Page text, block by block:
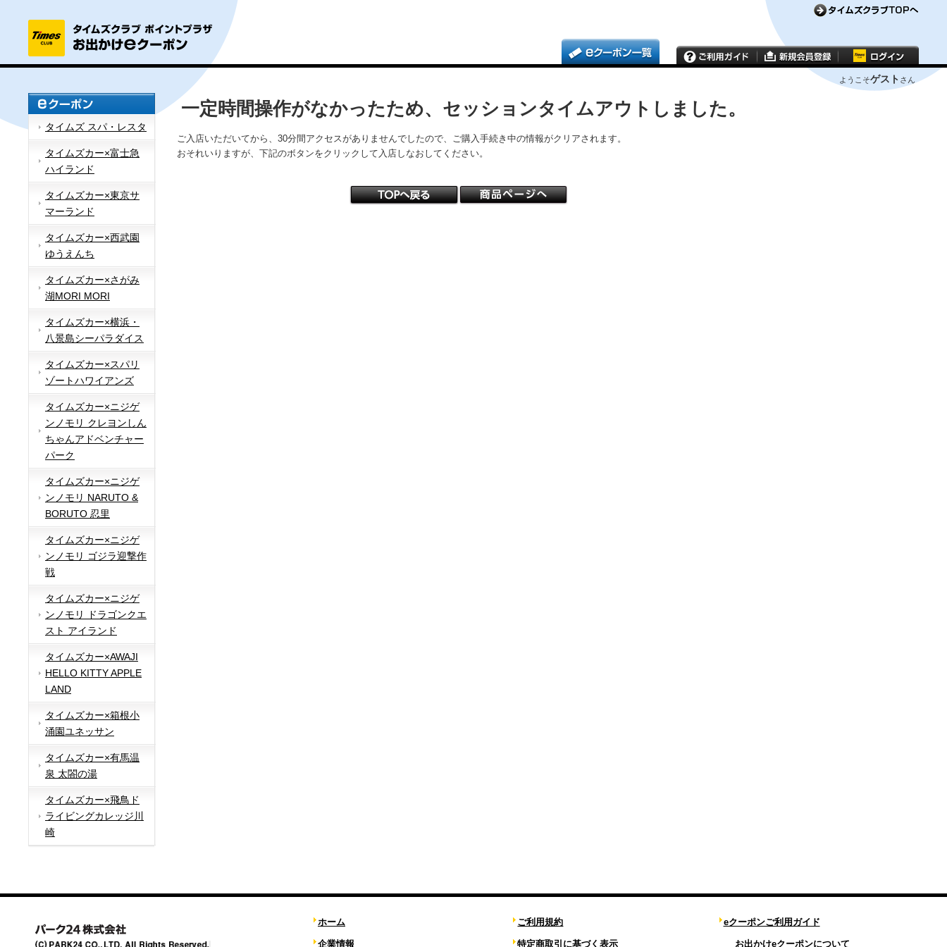
ようこそゲスト さん
タイムズ スパ・レスタ
タイムズカー×富士急
ハイランド
タイムズカー×東京サ
マーランド
タイムズカー×西武園
ゆうえんち
タイムズカー×さがみ
湖MORI MORI
タイムズカー×横浜・
八景島シーパラダイス
タイムズカー×スパリ
ゾートハワイアンズ
タイムズカー×ニジゲ
ンノモリ クレヨンしん
ちゃんアドベンチャー
パーク
タイムズカー×ニジゲ
ンノモリ NARUTO &
BORUTO 忍里
タイムズカー×ニジゲ
ンノモリ ゴジラ迎撃作
戦
タイムズカー×ニジゲ
ンノモリ ドラゴンクエ
スト アイランド
タイムズカー×AWAJI
HELLO KITTY APPLE
LAND
タイムズカー×箱根小
涌園ユネッサン
タイムズカー×有馬温
泉 太閤の湯
タイムズカー×飛鳥ド
ライビングカレッジ川
崎
一定時間操作がなかったため、セッションタイムアウトしました。
ご入店いただいてから、30分間アクセスがありませんでしたので、ご購入手続き中の情報がクリアされます。
おそれいりますが、下記のボタンをクリックして入店しなおしてください。
ホーム
企業情報
ご利用規約
特定商取引に基づく表示
eクーポンご利用ガイド
お出かけeクーポンについて